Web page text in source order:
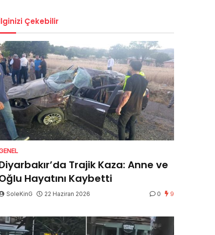
Çekebilir
Trajik Kaza: Anne ve
Hayatını Kaybetti
SoleKinG 22 Haziran 2026 0 9